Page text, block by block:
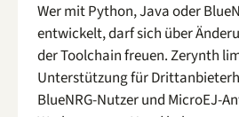
Wer mit Python, Java oder
entwickelt, darf sich über
der Toolchain freuen. Zerynth
Unterstützung für
BlueNRG-Nutzer und MicroEJ-